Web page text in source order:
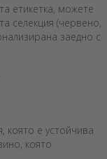
етикетка, можете
селекция (червено,
заедно с
която е устойчива
която